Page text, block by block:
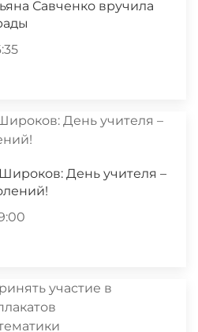
Савченко вручила
День учителя –